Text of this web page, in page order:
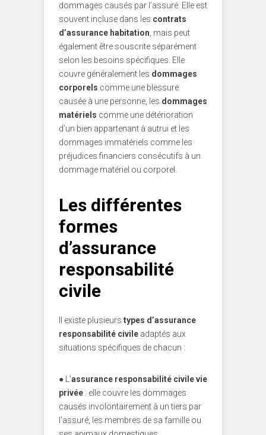
dommages causés par l’assuré. Elle est
souvent incluse dans les contrats
d’assurance habitation, mais peut
également être souscrite séparément
selon les besoins spécifiques. Elle
couvre généralement les dommages
corporels comme une blessure
causée à une personne, les dommages
matériels comme une détérioration
d’un bien appartenant à autrui et les
dommages immatériels comme les
préjudices financiers consécutifs à un
dommage matériel ou corporel.
Les différentes
formes
d’assurance
responsabilité
civile
Il existe plusieurs types d’assurance
responsabilité civile adaptés aux
situations spécifiques de chacun :
● L’assurance responsabilité civile vie
privée : elle couvre les dommages
causés involontairement à un tiers par
l’assuré, les membres de sa famille ou